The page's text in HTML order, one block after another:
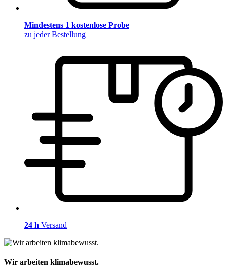
Mindestens 1 kostenlose Probe
zu jeder Bestellung
24 h Versand
Wir arbeiten klimabewusst.